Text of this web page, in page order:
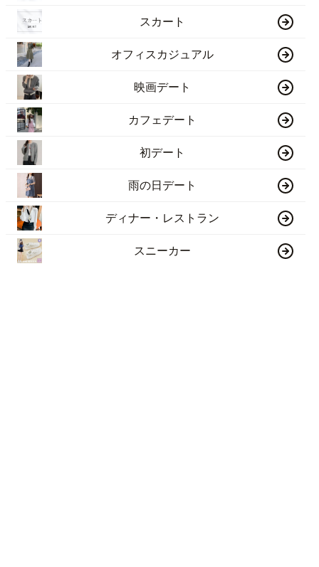
スカート
オフィスカジュアル
映画デート
カフェデート
初デート
雨の日デート
ディナー・レストラン
スニーカー